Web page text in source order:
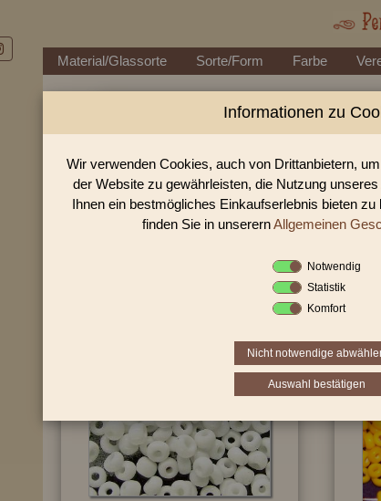
Material/Glassorte Sorte/Form Farbe
Glasperlen,
Glasperlen, Rocailles und Preciosa Perlen aus
Sie
Informationen zu
Wir verwenden Cookies, auch von Drittanbietern,
der Website zu gewährleisten, die Nutzung
Ihnen ein bestmögliches Einkaufserlebnis bieten
finden Sie in unserernAllgemeinen
Notwendig
Statistik
Komfort
Nicht notwendige
Auswahl bestätigen